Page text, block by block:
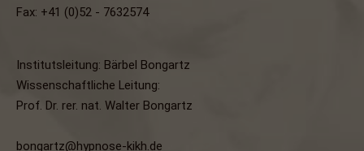
Fax: +41 (0)52 - 7632574
Institutsleitung: Bärbel Bongartz
Wissenschaftliche Leitung:
Prof. Dr. rer. nat. Walter Bongartz
bongartz@hypnose-kikh.de